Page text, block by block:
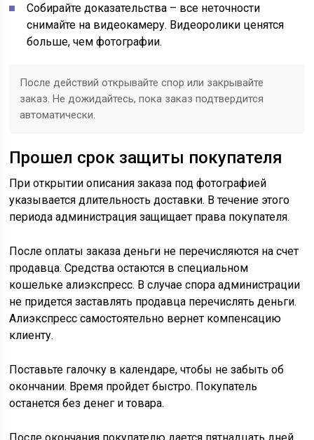
Собирайте доказательства – все неточности
снимайте на видеокамеру. Видеоролики ценятся
больше, чем фотографии.
После действий открывайте спор или закрывайте
заказ. Не дожидайтесь, пока заказ подтвердится
автоматически.
Прошел срок защиты покупателя
При открытии описания заказа под фотографией
указывается длительность доставки. В течение этого
периода администрация защищает права покупателя.
После оплаты заказа деньги не перечисляются на счет
продавца. Средства остаются в специальном
кошельке алиэкспресс. В случае спора администрации
не придется заставлять продавца перечислять деньги.
Алиэкспресс самостоятельно вернет компенсацию
клиенту.
Поставьте галочку в календаре, чтобы не забыть об
окончании. Время пройдет быстро. Покупатель
останется без денег и товара.